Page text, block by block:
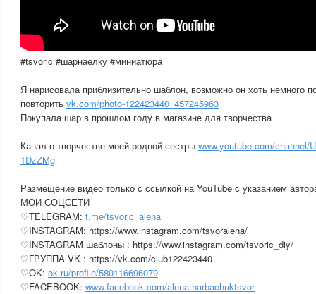
#tsvoric #шарнаелку #миниатюра
Я нарисовала приблизительно шаблон, возможно он хоть немного
повторить vk.com/photo-122423440_457245963
Покупала шар в прошлом году в магазине для творчества
Канал о творчестве моей родной сестры www.youtube.com/channel/
1DzZMg
Размещение видео только с ссылкой на YouTube с указанием
МОИ СОЦСЕТИ
♡TELEGRAM: t.me/tsvoric_alena
♡INSTAGRAM: https://www.instagram.com/tsvoralena/
♡INSTAGRAM шаблоны : https://www.instagram.com/tsvoric_diy/
♡ГРУППА VK : https://vk.com/club122423440
♡OK: ok.ru/profile/580116696079
♡FACEBOOK: www.facebook.com/alena.harbachuktsvor